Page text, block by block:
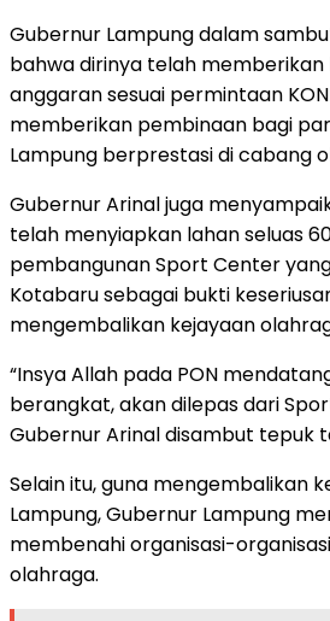
Gubernur Lampung dalam
bahwa dirinya telah
anggaran sesuai permintaan
memberikan pembinaan bagi
Lampung berprestasi di cabang
Gubernur Arinal juga
telah menyiapkan lahan seluas
pembangunan Sport Center
Kotabaru sebagai bukti
mengembalikan kejayaan
“Insya Allah pada PON
berangkat, akan dilepas dari
Gubernur Arinal disambut tepuk
Selain itu, guna mengembalikan
Lampung, Gubernur Lampung
membenahi organisasi-
olahraga.